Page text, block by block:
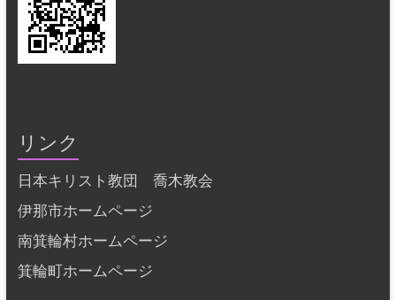
リンク
日本キリスト教団 喬木教会
伊那市ホームページ
南箕輪村ホームページ
箕輪町ホームページ